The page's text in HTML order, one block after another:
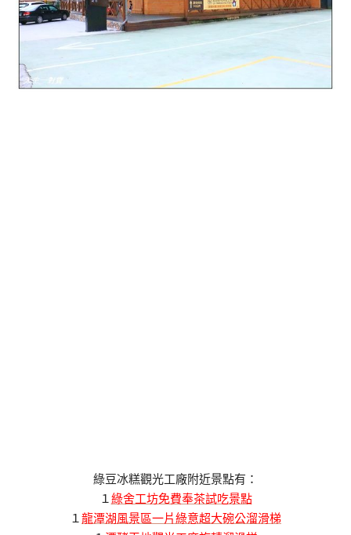
綠豆冰糕觀光工廠附近景點有：
１綠舍工坊免費奉茶試吃景點
１龍潭湖風景區一片綠意超大碗公溜滑梯